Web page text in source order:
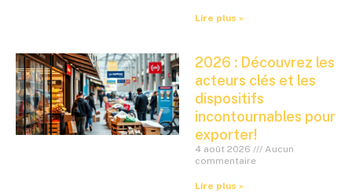
Lire plus »
2026 : Découvrez les
acteurs clés et les
dispositifs
incontournables pour
exporter!
4 août 2026
Aucun
commentaire
Lire plus »